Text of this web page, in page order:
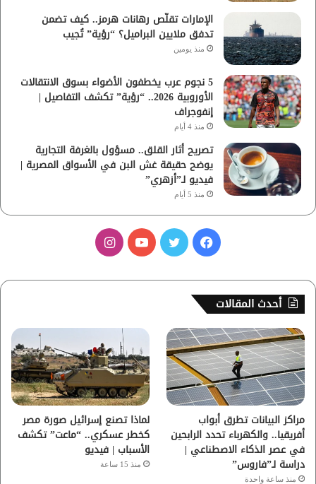
الإمارات تقلّص رهانات هرمز.. كيف تضمن
تدفق ملايين البراميل؟ “رؤية” تُجيب
منذ يومين
5 نجوم عرب يخطفون الأضواء بسوق الانتقالات
الأوروبية 2026.. “رؤية” تكشف التفاصيل |
إنفوجراف
منذ 4 أيام
تصريح أثار القلق.. مسؤول بالغرفة التجارية
يوضح حقيقة غش البن في الأسواق المصرية |
فيديو لـ”أزهري”
منذ 5 أيام
س
ب
و
ك
ر
ي
و
ب
ت
ق
ر
ا
م
أحدث المقالات
مراكز البيانات تطرق أبواب
أفريقيا.. والكهرباء تحدد الرابحين
في عصر الذكاء الاصطناعي |
دراسة لـ”فاروس”
منذ ساعة واحدة
لماذا تصنع إسرائيل صورة مصر
كخطر عسكري.. “ماعت” تكشف
الأسباب | فيديو
منذ 15 ساعة